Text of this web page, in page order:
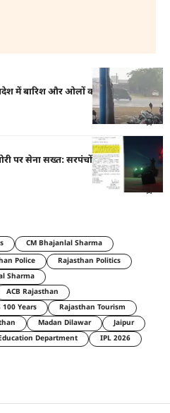
में बारिश और ओलों का तांडव, 21 जिलों
पर सेना सख्त: सरपंचों को पत्र, हथियार
CM Bhajanlal Sharma
Police
Rajasthan Politics
Sharma
ACB Rajasthan
100 Years
Rajasthan Tourism
Madan Dilawar
Jaipur
Department IPL 2026